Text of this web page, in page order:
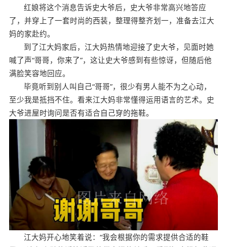
红娘将这个消息告诉史大爷后，史大爷非常高兴地答应
了，并穿上了一套时尚的西装，整理得整齐划一，准备去江大
妈的家赴约。
到了江大妈家后，江大妈热情地迎接了史大爷，见面时她
喊了声“哥哥，你来了”，这让史大爷感到有些惊讶，但随后他
满脸笑容地回应。
毕竟听到别人叫自己“哥哥”，很少有男人能不为之心动，
至少我是抵挡不住。看来江大妈非常懂得运用语言的艺术。史
大爷进屋时询问是否有适合自己穿的拖鞋。
江大妈开心地笑着说：“我会根据你的需求提供合适的鞋